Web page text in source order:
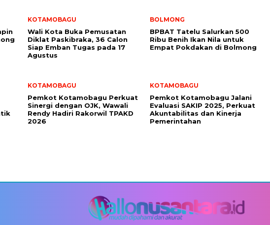
KOTAMOBAGU
Wali Kota Buka Pemusatan
Diklat Paskibraka, 36 Calon
Siap Emban Tugas pada 17
Agustus
BOLMONG
BPBAT Tatelu Salurkan 500
Ribu Benih Ikan Nila untuk
Empat Pokdakan di Bolmong
KOTAMOBAGU
Pemkot Kotamobagu Perkuat
Sinergi dengan OJK, Wawali
Rendy Hadiri Rakorwil TPAKD
2026
KOTAMOBAGU
Pemkot Kotamobagu Jalani
Evaluasi SAKIP 2025, Perkuat
Akuntabilitas dan Kinerja
Pemerintahan